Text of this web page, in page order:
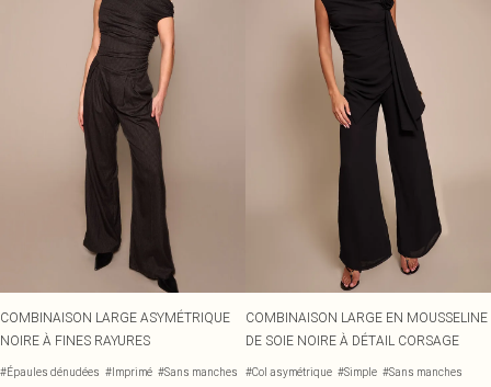
COMBINAISON LARGE ASYMÉTRIQUE
NOIRE À FINES RAYURES
#Épaules dénudées #Imprimé #Sans manches
COMBINAISON LARGE EN MOUSSELINE
DE SOIE NOIRE À DÉTAIL CORSAGE
#Col asymétrique #Simple #Sans manches